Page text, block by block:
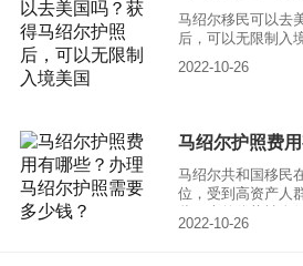
马绍尔移民可以去
后，可以无限制入
2022-10-26
马绍尔共和国移民
位，受到高资产人
照公民享有美国公
2022-10-26